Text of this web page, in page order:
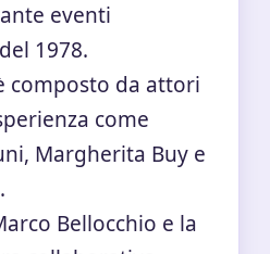
eventi
1978.
composto da attori
come
Margherita Buy e
Bellocchio e la